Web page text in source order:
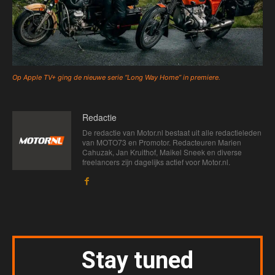
Op Apple TV+ ging de nieuwe serie “Long Way Home” in premiere.
Redactie
De redactie van Motor.nl bestaat uit alle redactieleden
van MOTO73 en Promotor. Redacteuren Marien
Cahuzak, Jan Kruithof, Maikel Sneek en diverse
freelancers zijn dagelijks actief voor Motor.nl.
Stay tuned